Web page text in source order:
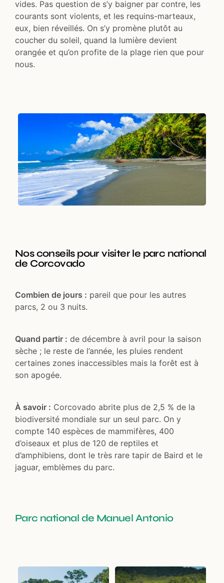
vides. Pas question de s’y baigner par contre, les
courants sont violents, et les requins-marteaux,
eux, bien réveillés. On s’y promène plutôt au
coucher du soleil, quand la lumière devient
orangée et qu’on profite de la plage rien que pour
nous.
Nos conseils pour visiter le parc national
de Corcovado
Combien de jours : pareil que pour les autres
parcs, 2 ou 3 nuits.
Quand partir : de décembre à avril pour la saison
sèche ; le reste de l’année, les pluies rendent
certaines zones inaccessibles mais la forêt est à
son apogée.
À savoir : Corcovado abrite plus de 2,5 % de la
biodiversité mondiale sur un seul parc. On y
compte 140 espèces de mammifères, 400
d’oiseaux et plus de 120 de reptiles et
d’amphibiens, dont le très rare tapir de Baird et le
jaguar, emblèmes du parc.
Parc national de Manuel Antonio